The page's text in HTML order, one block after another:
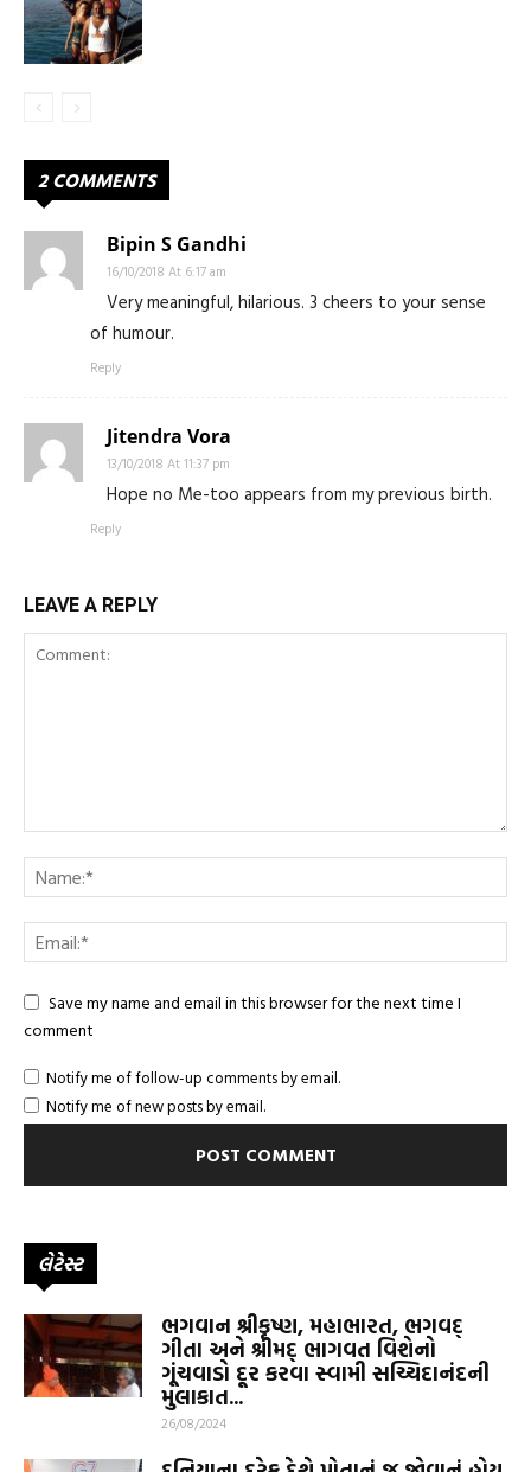
2 COMMENTS
Bipin S Gandhi
16/10/2018 At 6:17 am
Very meaningful, hilarious. 3 cheers to your sense
of humour.
Reply
Jitendra Vora
13/10/2018 At 11:37 pm
Hope no Me-too appears from my previous birth.
Reply
LEAVE A REPLY
Save my name and email in this browser for the next time I
comment
Notify me of follow-up comments by email.
Notify me of new posts by email.
લેટેસ્ટ
ભગવાન શ્રીકૃષ્ણ, મહાભારત, ભગવદ્
ગીતા અને શ્રીમદ્ ભાગવત વિશેનો
ગૂંચવાડો દૂર કરવા સ્વામી સચ્ચિદાનંદની
મુલાકાત...
26/08/2024